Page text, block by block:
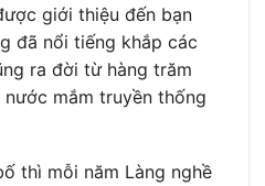
giới thiệu đến bạn
đã nổi tiếng khắp các
ra đời từ hàng trăm
nước mắm truyền thống
thì mỗi năm Làng nghề